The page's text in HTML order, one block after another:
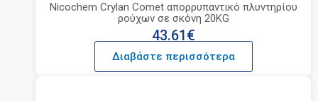
Nicochem Crylan Comet απορρυπαντικό πλυντηρίου
ρούχων σε σκόνη 20KG
43.61€
Διαβάστε περισσότερα